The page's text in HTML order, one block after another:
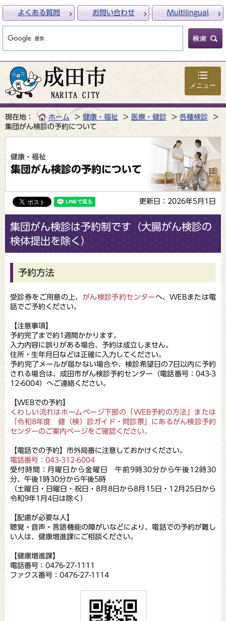
メニュー
よくある質問 お問い合わせ Multilingual
現在地： ホーム 健康・福祉 医療・健診
各種検診
集団がん検診の予約について
健康・福祉
集団がん検診の予約について
更新日：2026年5月1日
集団がん検診は予約制です（大腸がん検診の
検体提出を除く）
予約方法
受診券をご用意の上、 がん検診予約センターへ、WEBまたは電
話でご予約ください。
【注意事項】
予約完了まで約1週間かかります。
入力内容に誤りがある場合、予約は成立しません。
住所・生年月日などは正確に入力してください。
予約完了メールが届かない場合や、検診希望日の7日以内に予約
される場合は、成田市がん検診予約センター（電話番号：043-3
12-6004）へご連絡ください。
【WEBでの予約】
くわしい流れはホームページ下部の「WEB予約の方法」または
「令和8年度 健（検）診ガイド・問診票」にあるがん検診予約
センターのご案内ページをご確認ください。
【電話での予約】市外局番に注意しておかけください。
電話番号：043-312-6004
受付時間：月曜日から金曜日 午前9時30分から午後12時30
分、午後1時30分から午後5時
（土曜日・日曜日・祝日・8月8日から8月15日・12月25日から
令和9年1月4日は除く）
【配慮が必要な人】
聴覚・音声・言語機能の障がいなどにより、電話での予約が難し
い人は、健康増進課にご相談ください。
【健康増進課】
電話番号：0476-27-1111
ファクス番号：0476-27-1114